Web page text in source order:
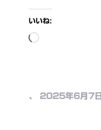
いいね:
読
中…
、 2025年6月7日